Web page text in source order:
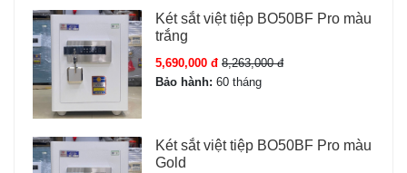
Két sắt việt tiệp BO50BF Pro màu
trắng
5,690,000 đ 8,263,000 đ
Bảo hành: 60 tháng
Két sắt việt tiệp BO50BF Pro màu
Gold